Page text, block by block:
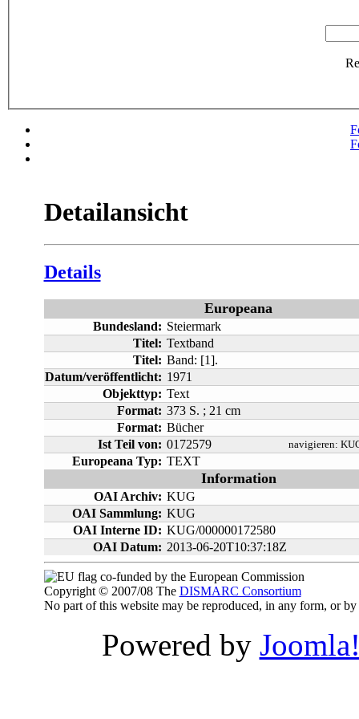
Detailansicht
Details
Europeana
Bundesland: Steiermark
Titel: Textband
Titel: Band: [1].
Datum/veröffentlicht: 1971
Objekttyp: Text
Format: 373 S. ; 21 cm
Format: Bücher
Ist Teil von: 0172579 navigieren:
Europeana Typ: TEXT
Information
OAI Archiv: KUG
OAI Sammlung: KUG
OAI Interne ID: KUG/000000172580
OAI Datum: 2013-06-20T10:37:18Z
co-funded by the European Commission
Copyright © 2007/08 The DISMARC Consortium
No part of this website may be reproduced, in any form, or
Powered by